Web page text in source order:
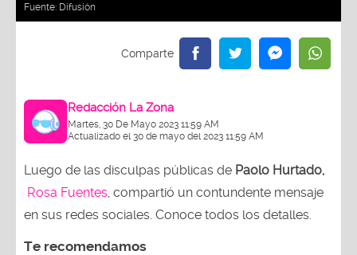
Fuente: Difusión
Redacción La Zona
Martes, 30 De Mayo 2023 11:59 AM
Actualizado el 30 de mayo del 2023 11:59 AM
Luego de las disculpas públicas de Paolo Hurtado,
Rosa Fuentes , compartió un contundente mensaje
en sus redes sociales. Conoce todos los detalles.
Te recomendamos